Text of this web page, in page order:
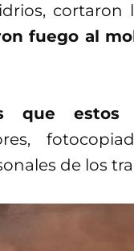
cortaron
fuego al
estos
de los